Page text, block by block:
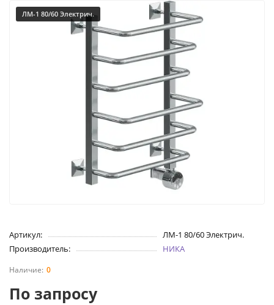
ЛМ-1 80/60 Электрич.
Артикул:
ЛМ-1 80/60 Электрич.
Производитель:
НИКА
0
По запросу